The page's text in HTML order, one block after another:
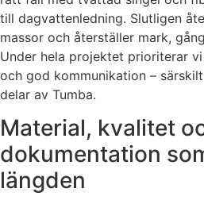
till dagvattenledning. Slutligen
massor och återställer mark,
Under hela projektet prioriterar
och god kommunikation –
delar av Tumba.
Material, kvalitet
dokumentation
längden